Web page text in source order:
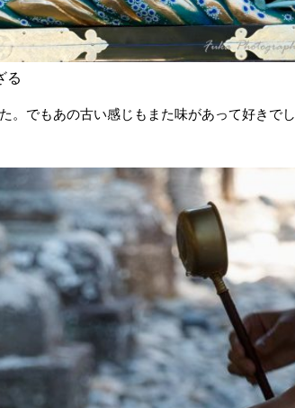
る
。でもあの古い感じもまた味があって好きで